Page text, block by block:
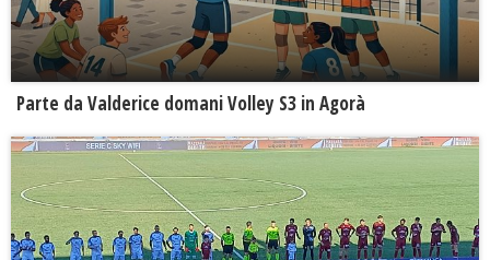
Parte da Valderice domani Volley S3 in Agorà